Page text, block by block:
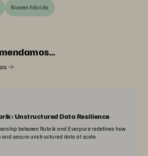
Nuvem híbrida
Unstructured Data Resilience
between Rubrik and Everpure redefines how
secure unstructured data at scale.